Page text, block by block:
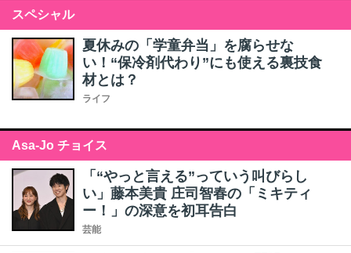
スペシャル
夏休みの「学童弁当」を腐らせな
い！“保冷剤代わり”にも使える裏技食
材とは？
ライフ
Asa-Jo チョイス
「“やっと言える”っていう叫びらし
い」藤本美貴 庄司智春の「ミキティ
ー！」の深意を初耳告白
芸能